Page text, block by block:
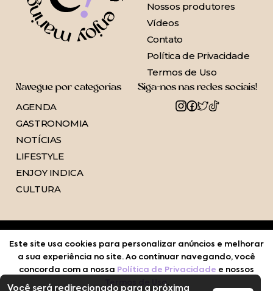
Nossos produtores
Vídeos
Contato
Política de Privacidade
Termos de Uso
Navegue por categorias
AGENDA
GASTRONOMIA
NOTÍCIAS
LIFESTYLE
ENJOY INDICA
CULTURA
Siga-nos nas redes sociais!
Este site usa cookies para personalizar anúncios e melhorar
a sua experiência no site. Ao continuar navegando, você
concorda com a nossa Política de Privacidade e nossos
Termos de Uso.
Você será redirecionado para a próxima